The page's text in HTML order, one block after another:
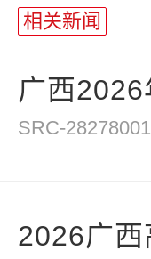
相关新闻
广西
SRC-
2026广